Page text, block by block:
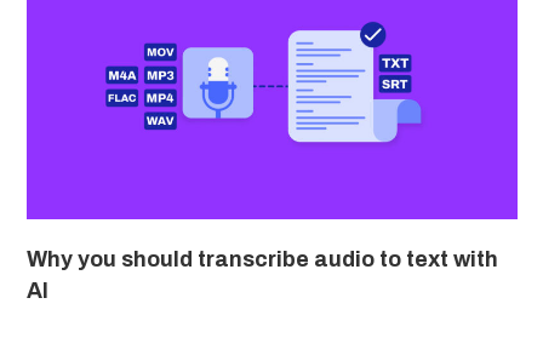
Why you should transcribe audio to text with
AI